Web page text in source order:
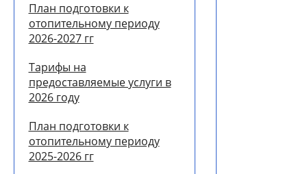
План подготовки к
отопительному периоду
2026-2027 гг
Тарифы на
предоставляемые услуги в
2026 году
План подготовки к
отопительному периоду
2025-2026 гг